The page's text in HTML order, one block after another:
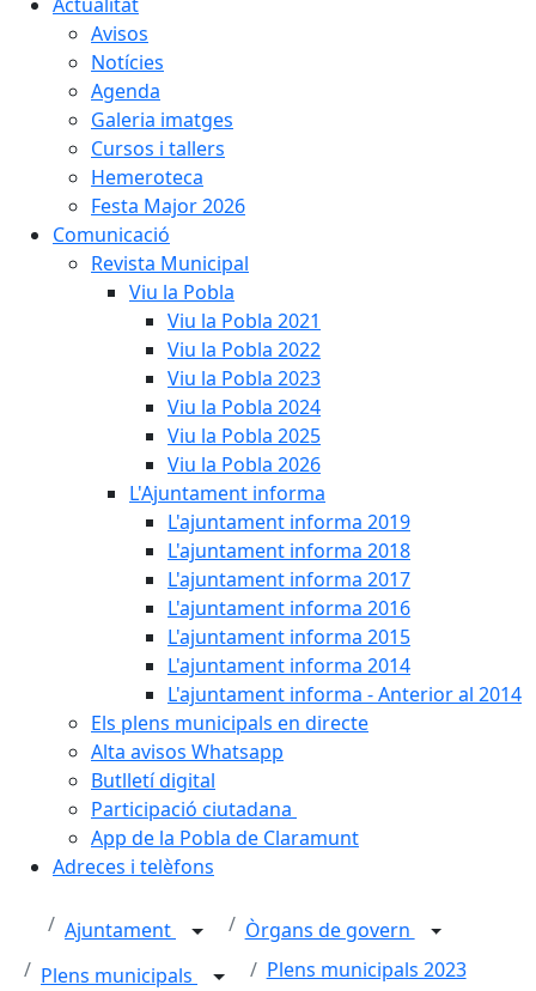
Avisos
Notícies
Agenda
Galeria imatges
Cursos i tallers
Hemeroteca
Festa Major 2026
Comunicació
Revista Municipal
Viu la Pobla
Viu la Pobla 2021
Viu la Pobla 2022
Viu la Pobla 2023
Viu la Pobla 2024
Viu la Pobla 2025
Viu la Pobla 2026
L'Ajuntament informa
L'ajuntament informa 2019
L'ajuntament informa 2018
L'ajuntament informa 2017
L'ajuntament informa 2016
L'ajuntament informa 2015
L'ajuntament informa 2014
L'ajuntament informa - Anterior al 2014
Els plens municipals en directe
Alta avisos Whatsapp
Butlletí digital
Participació ciutadana
App de la Pobla de Claramunt
Adreces i telèfons
Ajuntament
Òrgans de govern
Plens municipals
Plens municipals 2023